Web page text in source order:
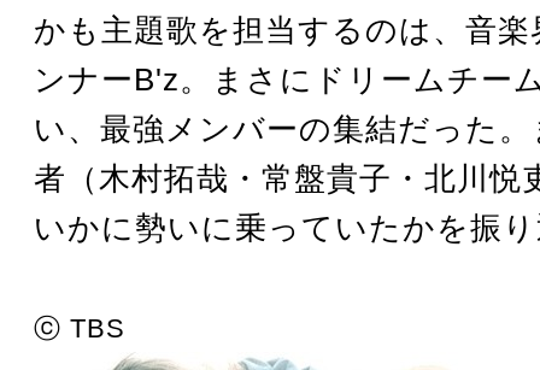
かも主題歌を担当するのは、音
ンナーB'z。まさにドリームチー
い、最強メンバーの集結だった
者（木村拓哉・常盤貴子・北川悦
いかに勢いに乗っていたかを振
ⓒ TBS